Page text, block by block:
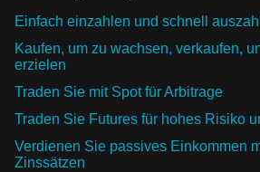
Einfach einzahlen und schnell
Kaufen, um zu wachsen, verkaufen,
erzielen
Traden Sie mit Spot für Arbitrage
Traden Sie Futures für hohes Risiko
Verdienen Sie passives Einkommen
Zinssätzen